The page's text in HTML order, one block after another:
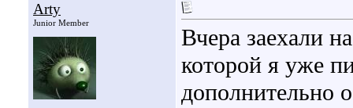
Arty
Junior Member
Вчера заехали
которой я уже
дополнительно